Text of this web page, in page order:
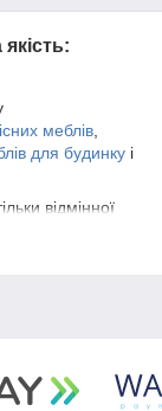
меблів,
для будинку і
відмінної
Holding Co.
Mideaв